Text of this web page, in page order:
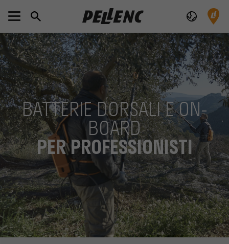
BATTERIE DORSALI E ON-
BOARD
PER PROFESSIONISTI